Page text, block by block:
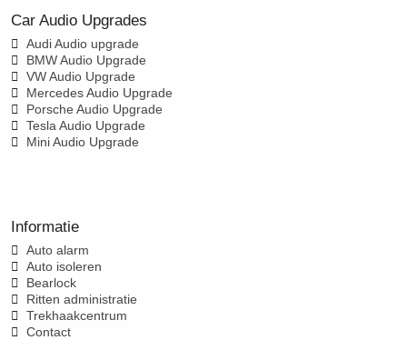
Car Audio Upgrades
Audi Audio upgrade
BMW Audio Upgrade
VW Audio Upgrade
Mercedes Audio Upgrade
Porsche Audio Upgrade
Tesla Audio Upgrade
Mini Audio Upgrade
Informatie
Auto alarm
Auto isoleren
Bearlock
Ritten administratie
Trekhaakcentrum
Contact